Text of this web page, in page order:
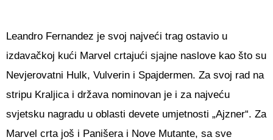
Leandro Fernandez je svoj najveći trag ostavio u
izdavačkoj kući Marvel crtajući sjajne naslove kao što su
Nevjerovatni Hulk, Vulverin i Spajdermen. Za svoj rad na
stripu Kraljica i država nominovan je i za najveću
svjetsku nagradu u oblasti devete umjetnosti „Ajzner“. Za
Marvel crta još i Panišera i Nove Mutante, sa sve